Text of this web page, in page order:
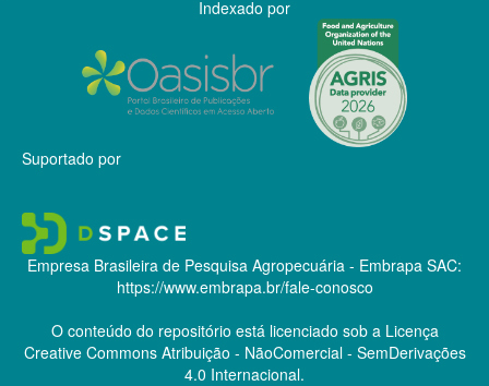
Indexado por
Suportado por
Empresa Brasileira de Pesquisa Agropecuária - Embrapa SAC:
https://www.embrapa.br/fale-conosco
O conteúdo do repositório está licenciado sob a Licença
Creative CommonsAtribuição - NãoComercial - SemDerivações
4.0 Internacional.